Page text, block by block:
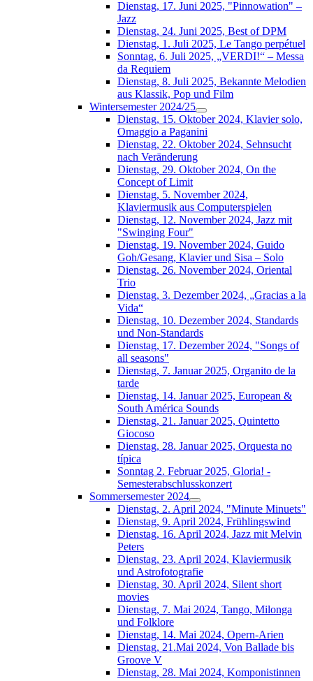
Dienstag, 17. Juni 2025, "Pinnowation" –
Jazz
Dienstag, 24. Juni 2025, Best of DPM
Dienstag, 1. Juli 2025, Le Tango perpétuel
Sonntag, 6. Juli 2025, „VERDI!“ – Messa
da Requiem
Dienstag, 8. Juli 2025, Bekannte Melodien
aus Klassik, Pop und Film
Wintersemester 2024/25
Dienstag, 15. Oktober 2024, Klavier solo,
Omaggio a Paganini
Dienstag, 22. Oktober 2024, Sehnsucht
nach Veränderung
Dienstag, 29. Oktober 2024, On the
Concept of Limit
Dienstag, 5. November 2024,
Klaviermusik aus Computerspielen
Dienstag, 12. November 2024, Jazz mit
"Swinging Four"
Dienstag, 19. November 2024, Guido
Goh/Gesang, Klavier und Sisa – Solo
Dienstag, 26. November 2024, Oriental
Trio
Dienstag, 3. Dezember 2024, „Gracias a la
Vida“
Dienstag, 10. Dezember 2024, Standards
und Non-Standards
Dienstag, 17. Dezember 2024, "Songs of
all seasons"
Dienstag, 7. Januar 2025, Organito de la
tarde
Dienstag, 14. Januar 2025, European &
South América Sounds
Dienstag, 21. Januar 2025, Quintetto
Giocoso
Dienstag, 28. Januar 2025, Orquesta no
típica
Sonntag 2. Februar 2025, Gloria! -
Semesterabschlusskonzert
Sommersemester 2024
Dienstag, 2. April 2024, "Minute Minuets"
Dienstag, 9. April 2024, Frühlingswind
Dienstag, 16. April 2024, Jazz mit Melvin
Peters
Dienstag, 23. April 2024, Klaviermusik
und Astrofotografie
Dienstag, 30. April 2024, Silent short
movies
Dienstag, 7. Mai 2024, Tango, Milonga
und Folklore
Dienstag, 14. Mai 2024, Opern-Arien
Dienstag, 21.Mai 2024, Von Ballade bis
Groove V
Dienstag, 28. Mai 2024, Komponistinnen